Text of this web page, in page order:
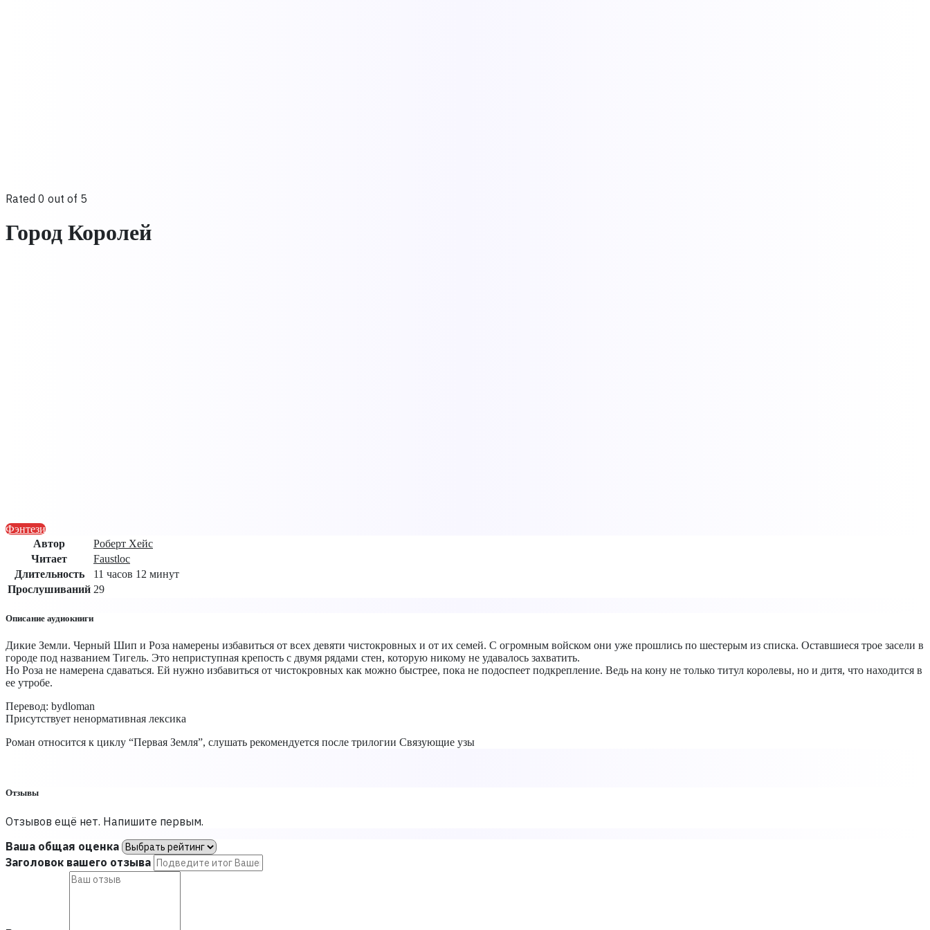
Rated 0 out of 5
Город Королей
Фэнтези
Автор
Роберт Хейс
Читает
Faustloc
Длительность
11 часов 12 минут
Прослушиваний 29
Описание аудиокниги
Дикие Земли. Черный Шип и Роза намерены избавиться от всех девяти чистокровных и от их семей. С огромным войском они уже прошлись по шестерым из списка. Оставшиеся трое засели в
городе под названием Тигель. Это неприступная крепость с двумя рядами стен, которую никому не удавалось захватить.
Но Роза не намерена сдаваться. Ей нужно избавиться от чистокровных как можно быстрее, пока не подоспеет подкрепление. Ведь на кону не только титул королевы, но и дитя, что находится в
ее утробе.
Перевод: bydloman
Присутствует ненормативная лексика
Роман относится к циклу “Первая Земля”, слушать рекомендуется после трилогии Связующие узы
Отзывы
Отзывов ещё нет. Напишите первым.
Ваша общая оценка
Заголовок вашего отзыва